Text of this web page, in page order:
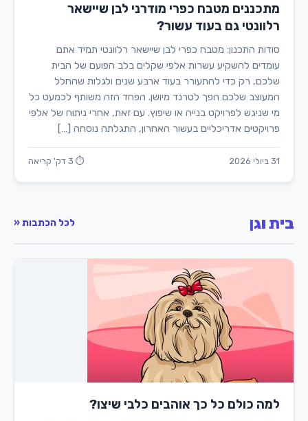
מתכננים מטבח כפרי מודרני לבן שיישאר
רלוונטי גם בעוד עשור?
סודות התכנון: מטבח כפרי לבן שיישאר רלוונטי תמיד אתם
עומדים להשקיע עשרות אלפי שקלים בלב הפועם של הבית
שלכם, רק כדי להתעורר בעוד ארבע שנים ולגלות שהחלל
המעוצב שלכם הפך לטרנד מיושן. הפחד הזה משותף לכמעט כל
מי שניגש לפרויקט בנייה או שיפוץ. עם זאת, אחרי ניתוח של אלפי
פרויקטים אדריכליים בעשור האחרון, התגלתה נוסחה […]
31 ביולי 2026 ⏱ 3 דק' קריאה
בית וגן לכל הכתבות «
למה כולם כל כך אוהבים כלבי שיצו?